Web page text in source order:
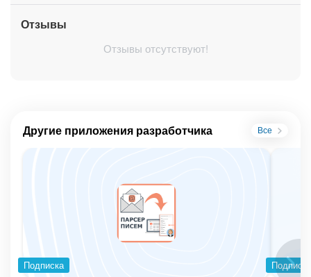
Отзывы
Отзывы отсутствуют!
Другие приложения разработчика Все
Подписка Подписка